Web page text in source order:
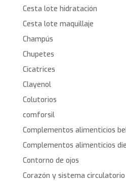
Cesta lote hidratación
Cesta lote maquillaje
Champús
Chupetes
Cicatrices
Clayenol
Colutorios
comforsil
Complementos alimenticios
Complementos alimenticios
Contorno de ojos
Corazón y sistema circulatorio